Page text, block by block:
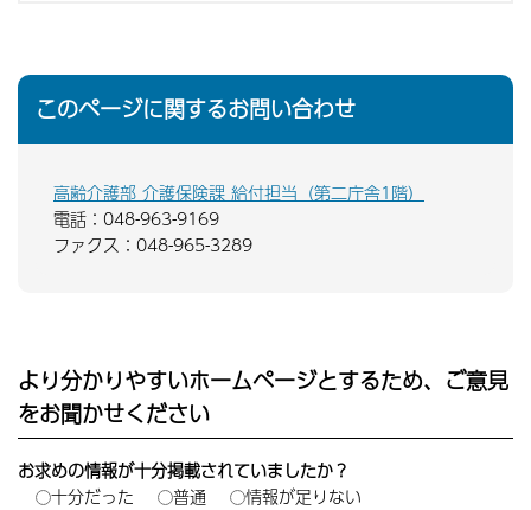
このページに関するお問い合わせ
高齢介護部 介護保険課 給付担当（第二庁舎1階）
電話：048-963-9169
ファクス：048-965-3289
より分かりやすいホームページとするため、ご意見
をお聞かせください
お求めの情報が十分掲載されていましたか？
十分だった
普通
情報が足りない